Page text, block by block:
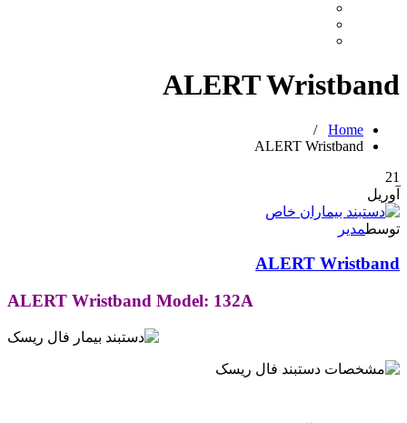
ALERT Wristband
Home
/
ALERT Wristband
21
آوریل
توسطمدیر
ALERT Wristband
ALERT Wristband Model: 132A